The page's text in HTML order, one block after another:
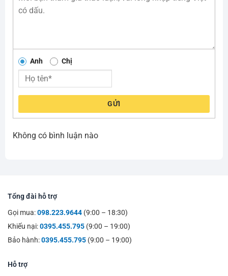
Anh Chị
GỬI
Không có bình luận nào
Tổng đài hỗ trợ
Gọi mua:098.223.9644 (9:00 – 18:30)
Khiếu nại:0395.455.795 (9:00 – 19:00)
Bảo hành:0395.455.795 (9:00 – 19:00)
Hỗ trợ